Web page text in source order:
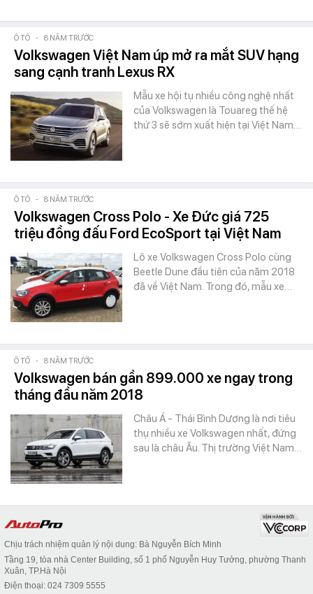
Ô TÔ - 8 NĂM TRƯỚC
Volkswagen Việt Nam úp mở ra mắt SUV hạng
sang cạnh tranh Lexus RX
Mẫu xe hội tụ nhiều công nghệ nhất
của Volkswagen là Touareg thế hệ
thứ 3 sẽ sớm xuất hiện tại Việt Nam…
Ô TÔ - 8 NĂM TRƯỚC
Volkswagen Cross Polo - Xe Đức giá 725
triệu đồng đấu Ford EcoSport tại Việt Nam
Lô xe Volkswagen Cross Polo cùng
Beetle Dune đầu tiên của năm 2018
đã về Việt Nam. Trong đó, mẫu xe…
Ô TÔ - 8 NĂM TRƯỚC
Volkswagen bán gần 899.000 xe ngay trong
tháng đầu năm 2018
Châu Á - Thái Bình Dương là nơi tiêu
thụ nhiều xe Volkswagen nhất, đứng
sau là châu Âu. Thị trường Việt Nam…
Chịu trách nhiệm quản lý nội dung: Bà Nguyễn Bích Minh
Tầng 19, tòa nhà Center Building, số 1 phố Nguyễn Huy Tưởng, phường Thanh
Xuân, TP.Hà Nội
Điện thoại: 024 7309 5555